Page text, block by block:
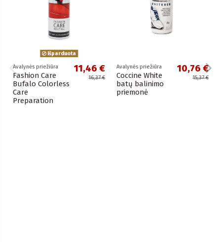
Išparduota
Avalynės priežiūra
Fashion Care
Bufalo Colorless
Care
Preparation
11,46 €
16,37 €
Avalynės priežiūra
Coccine White
batų balinimo
priemonė
10,76 €
15,37 €